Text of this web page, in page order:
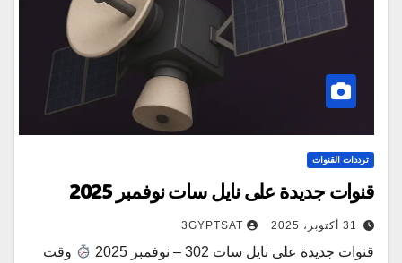
ترددات القنوات
قنوات جديدة على نايل سات نوفمبر 2025
31 أكتوبر، 2025 3GYPTSAT
قنوات جديدة على نايل سات 302 – نوفمبر 2025
وقت